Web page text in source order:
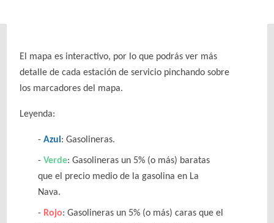
El mapa es interactivo, por lo que podrás ver más
detalle de cada estación de servicio pinchando sobre
los marcadores del mapa.
Leyenda:
Azul : Gasolineras.
Verde: Gasolineras un 5% (o más) baratas
que el precio medio de la gasolina en La
Nava.
Rojo: Gasolineras un 5% (o más) caras que el